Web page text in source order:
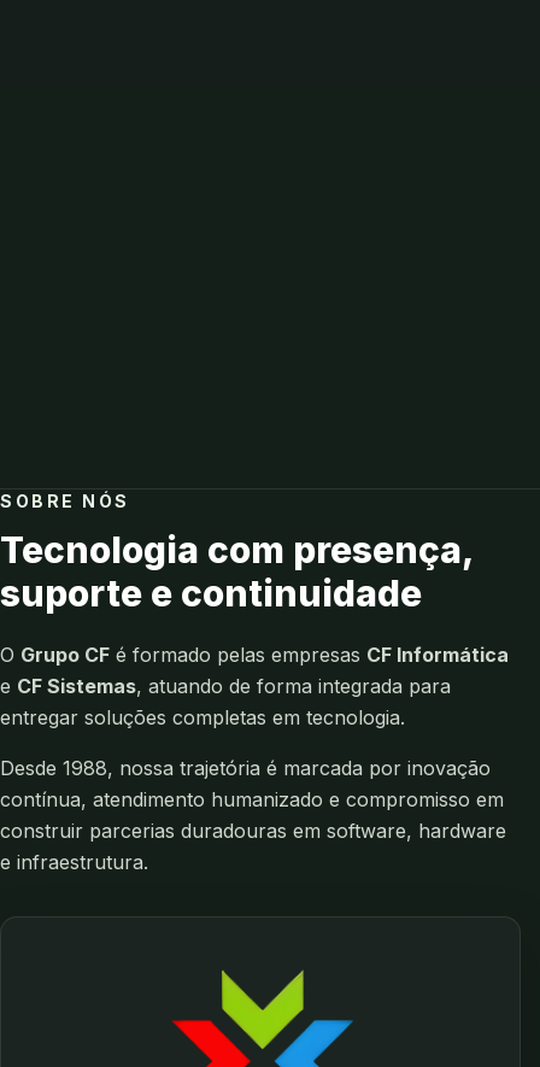
SOBRE NÓS
Tecnologia com presença,
suporte e continuidade
O Grupo CF é formado pelas empresas CF Informática
e CF Sistemas, atuando de forma integrada para
entregar soluções completas em tecnologia.
Desde 1988, nossa trajetória é marcada por inovação
contínua, atendimento humanizado e compromisso em
construir parcerias duradouras em software, hardware
e infraestrutura.